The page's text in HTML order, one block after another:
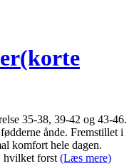
35-38, 39-42 og 43-46.
ånde. Fremstillet i
komfort hele dagen.
hvilket forst (Læs mere)